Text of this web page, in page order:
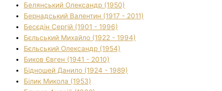
Белянський Олександр (1950)
Бернадський Валентин (1917 - 2011)
Бесєдін Сергій (1901 - 1996)
Бєльський Михайло (1922 - 1994)
Бєльський Олександр (1954)
Биков Євген (1941 - 2010)
Бідношей Данило (1924 - 1989)
Білик Микола (1953)